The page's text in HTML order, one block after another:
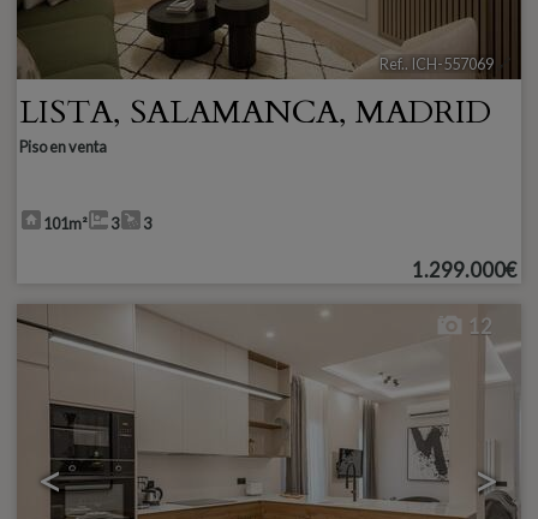
Ref.. ICH-557069 🔗
LISTA, SALAMANCA, MADRID
Piso en venta
101m² 3 3
1.299.000€
< >
12